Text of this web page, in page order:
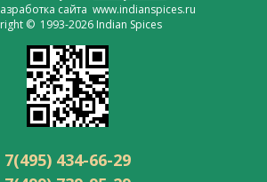
сайта www.indianspices.ru
© 1993-2026 Indian Spices
7(495) 434-66-29